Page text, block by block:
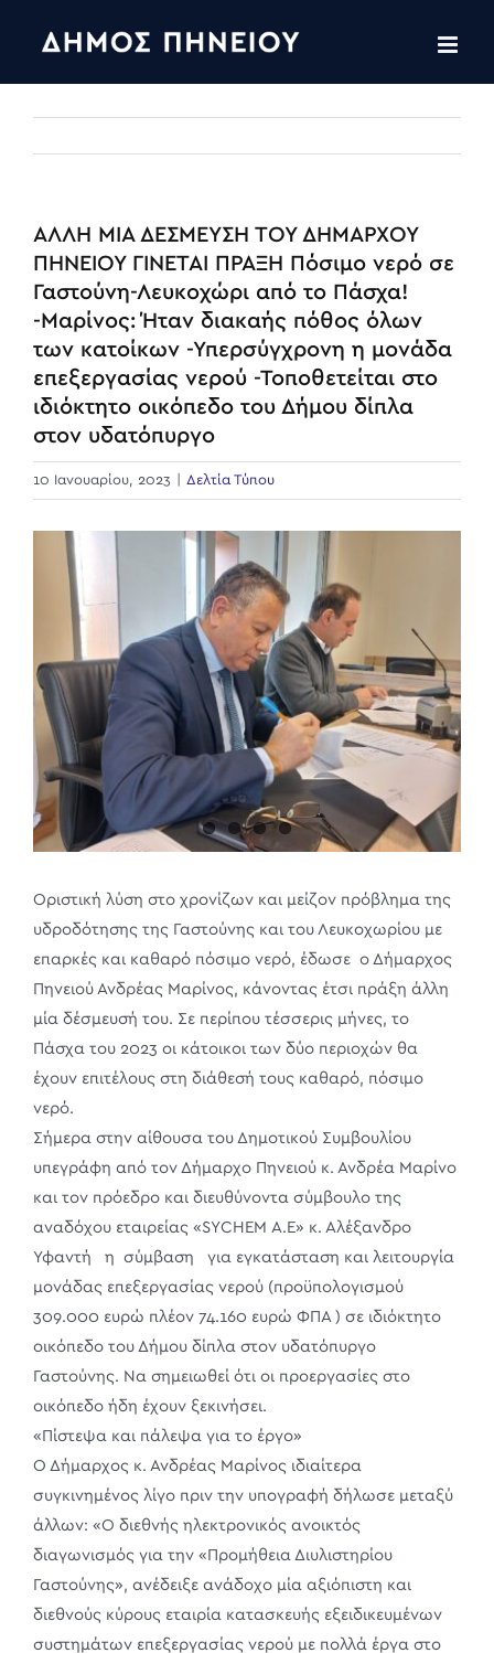
ΑΛΛΗ ΜΙΑ ΔΕΣΜΕΥΣΗ ΤΟΥ ΔΗΜΑΡΧΟΥ
ΠΗΝΕΙΟΥ ΓΙΝΕΤΑΙ ΠΡΑΞΗ Πόσιμο νερό σε
Γαστούνη-Λευκοχώρι από το Πάσχα!
-Μαρίνος: Ήταν διακαής πόθος όλων
των κατοίκων -Υπερσύγχρονη η μονάδα
επεξεργασίας νερού -Τοποθετείται στο
ιδιόκτητο οικόπεδο του Δήμου δίπλα
στον υδατόπυργο
10 Ιανουαρίου, 2023 Δελτία Τύπου
View
Larger
Image
Οριστική λύση στο χρονίζων και μείζον πρόβλημα της
υδροδότησης της Γαστούνης και του Λευκοχωρίου με
επαρκές και καθαρό πόσιμο νερό, έδωσε ο Δήμαρχος
Πηνειού Ανδρέας Μαρίνος, κάνοντας έτσι πράξη άλλη
μία δέσμευσή του. Σε περίπου τέσσερις μήνες, το
Πάσχα του 2023 οι κάτοικοι των δύο περιοχών θα
έχουν επιτέλους στη διάθεσή τους καθαρό, πόσιμο
νερό.
Σήμερα στην αίθουσα του Δημοτικού Συμβουλίου
υπεγράφη από τον Δήμαρχο Πηνειού κ. Ανδρέα Μαρίνο
και τον πρόεδρο και διευθύνοντα σύμβουλο της
αναδόχου εταιρείας «SYCHEM Α.Ε» κ. Αλέξανδρο
Υφαντή η σύμβαση για εγκατάσταση και λειτουργία
μονάδας επεξεργασίας νερού (προϋπολογισμού
309.000 ευρώ πλέον 74.160 ευρώ ΦΠΑ ) σε ιδιόκτητο
οικόπεδο του Δήμου δίπλα στον υδατόπυργο
Γαστούνης. Να σημειωθεί ότι οι προεργασίες στο
οικόπεδο ήδη έχουν ξεκινήσει.
«Πίστεψα και πάλεψα για το έργο»
Ο Δήμαρχος κ. Ανδρέας Μαρίνος ιδιαίτερα
συγκινημένος λίγο πριν την υπογραφή δήλωσε μεταξύ
άλλων: «Ο διεθνής ηλεκτρονικός ανοικτός
διαγωνισμός για την «Προμήθεια Διυλιστηρίου
Γαστούνης», ανέδειξε ανάδοχο μία αξιόπιστη και
διεθνούς κύρους εταιρία κατασκευής εξειδικευμένων
συστημάτων επεξεργασίας νερού με πολλά έργα στο